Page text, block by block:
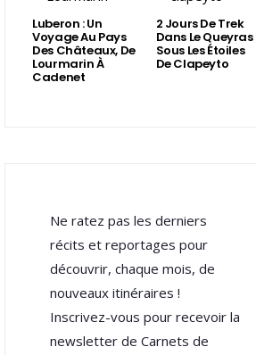
Luberon : Un
Voyage Au Pays
Des Châteaux, De
Lourmarin À
Cadenet
2 Jours De Trek
Dans Le Queyras
Sous Les Étoiles
De Clapeyto
Ne ratez pas les derniers
récits et reportages pour
découvrir, chaque mois, de
nouveaux itinéraires !
Inscrivez-vous pour recevoir la
newsletter de Carnets de